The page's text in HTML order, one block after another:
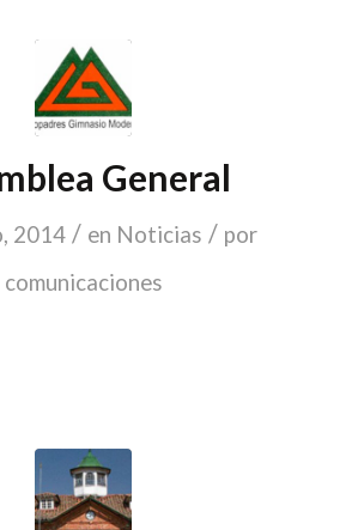
General
2014 / en Noticias / por
comunicaciones